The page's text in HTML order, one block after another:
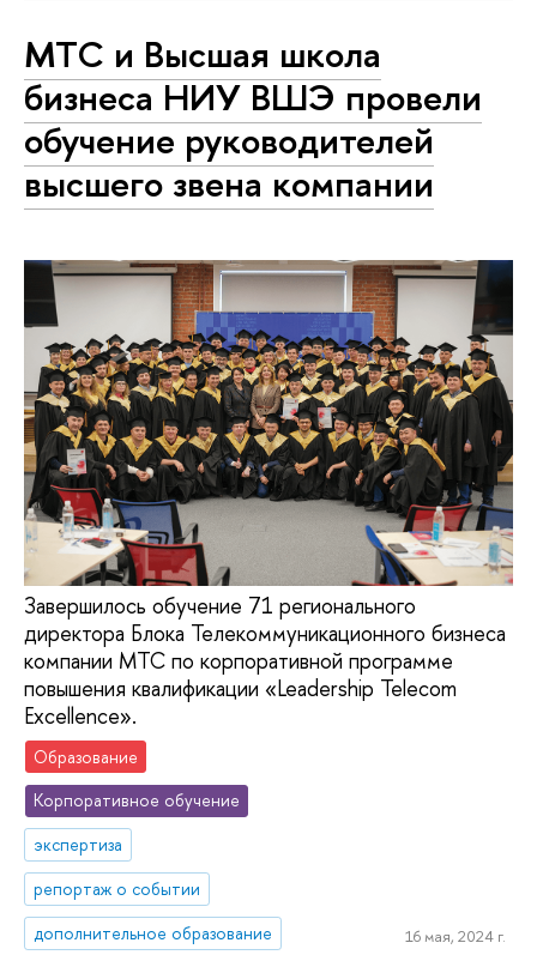
МТС и Высшая школа
бизнеса НИУ ВШЭ провели
обучение руководителей
высшего звена компании
Завершилось обучение 71 регионального
директора Блока Телекоммуникационного бизнеса
компании МТС по корпоративной программе
повышения квалификации «Leadership Telecom
Excellence».
Образование
Корпоративное обучение
экспертиза
репортаж о событии
дополнительное образование
16 мая, 2024 г.